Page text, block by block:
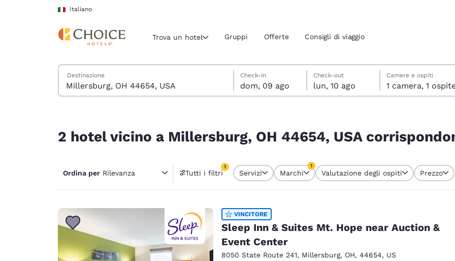
Vai A Contenuto Principale
Italiano
Regione e posizione attuali
Americhe
United States
English
Estados Unidos
Español Español
Canada
Français
México Mexico
Europa
Trova un hotel Gruppi Offerte Consigli di viaggio
Cerca hotel
Destinazione
domenica 9 agosto
Check-in
dom, 09 ago
lunedì 10 agosto
Check-out
lun, 10 ago
lunedì 10 agosto data di check-out selezionata
domenica 9 agosto data di check-in selezionata
Camere e ospiti
1 camera, 1
2 hotel vicino a Millersburg, OH 44654, USA
Ordina per Rilevanza Tutti i filtri
1
1 filtro attualmente selezionato
Servizi Marchi
1
Valutazione degli ospiti Prezzo
VINCITORE
Sleep Inn & Suites Mt. Hope near Auction &
Event Center
8050 State Route 241, Millersburg, OH, 44654, US